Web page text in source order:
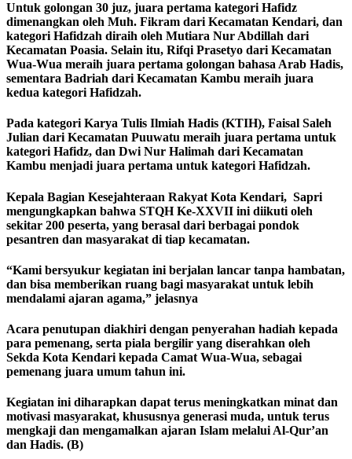
Untuk golongan 30 juz, juara pertama kategori Hafidz
dimenangkan oleh Muh. Fikram dari Kecamatan Kendari, dan
kategori Hafidzah diraih oleh Mutiara Nur Abdillah dari
Kecamatan Poasia. Selain itu, Rifqi Prasetyo dari Kecamatan
Wua-Wua meraih juara pertama golongan bahasa Arab Hadis,
sementara Badriah dari Kecamatan Kambu meraih juara
kedua kategori Hafidzah.
Pada kategori Karya Tulis Ilmiah Hadis (KTIH), Faisal Saleh
Julian dari Kecamatan Puuwatu meraih juara pertama untuk
kategori Hafidz, dan Dwi Nur Halimah dari Kecamatan
Kambu menjadi juara pertama untuk kategori Hafidzah.
Kepala Bagian Kesejahteraan Rakyat Kota Kendari, Sapri
mengungkapkan bahwa STQH Ke-XXVII ini diikuti oleh
sekitar 200 peserta, yang berasal dari berbagai pondok
pesantren dan masyarakat di tiap kecamatan.
“Kami bersyukur kegiatan ini berjalan lancar tanpa hambatan,
dan bisa memberikan ruang bagi masyarakat untuk lebih
mendalami ajaran agama,” jelasnya
Acara penutupan diakhiri dengan penyerahan hadiah kepada
para pemenang, serta piala bergilir yang diserahkan oleh
Sekda Kota Kendari kepada Camat Wua-Wua, sebagai
pemenang juara umum tahun ini.
Kegiatan ini diharapkan dapat terus meningkatkan minat dan
motivasi masyarakat, khususnya generasi muda, untuk terus
mengkaji dan mengamalkan ajaran Islam melalui Al-Qur’an
dan Hadis. (B)